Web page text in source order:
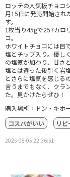
ロッテの人気板チョコ
月15日に発売開始され
す。
1枚当り45gで257カロ
コ。
ホワイトチョコには目
塩とチップ入り。優し
の塩気が加わり、甘さ
塩とは違った後引く岩
とさらに塩気を感じる
言うまでもなく、クラ
た。見かけたらぜひ！
購入場所：ドン・キホ
コスパがいい
リ
2025-08-05 22:36:51